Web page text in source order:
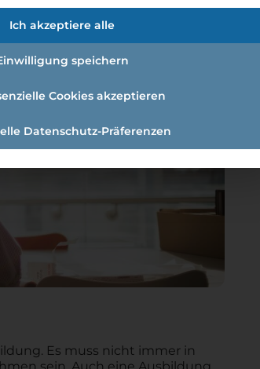
Es muss nicht immer in
Ich akzeptiere alle
speichern
Cookies akzeptieren
Datenschutz-Präferenzen